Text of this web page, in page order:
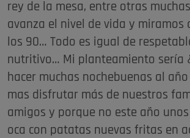
rey de la mesa, entre otras
avanza el nivel de vida y miramos
los 90… Todo es igual de
nutritivo… Mi planteamiento sería
hacer muchas nochebuenas al
mas disfrutar más de nuestros
amigos y porque no este año
oca con patatas nuevas fritas en